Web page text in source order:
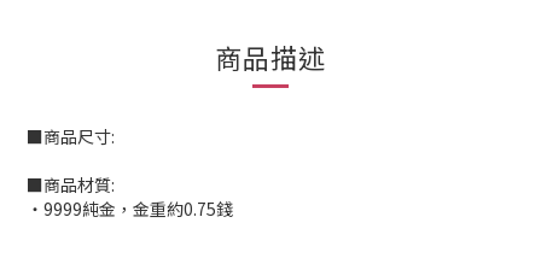
商品描述
■商品尺寸:
■商品材質:
‧9999純金，金重約0.75錢